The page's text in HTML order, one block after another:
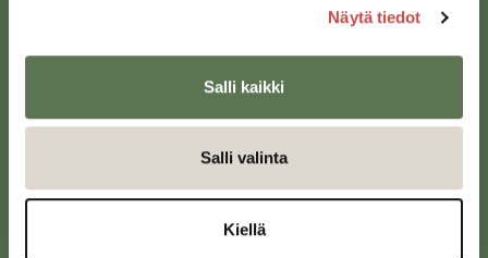
Näytä tiedot
Salli kaikki
Salli valinta
Kiellä
Sivulantie 11, PL 13
kirjaamo@saarijarvi.fi